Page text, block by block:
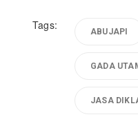
Tags: ABUJAPI
GADA
JASA